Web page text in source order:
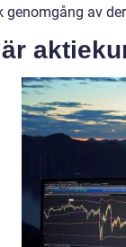
genomgång av